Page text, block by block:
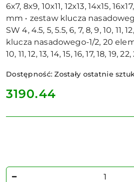
6x7, 8x9, 10x11, 12x13, 14x15,
mm • zestaw klucza
SW 4, 4.5, 5, 5.5, 6, 7, 8, 9, 10, 11,
klucza nasadowego-1/2, 20
10, 11, 12, 13, 14, 15, 16, 17, 18, 19,
Dostępność:Zostały ostatnie
cena:
3190.44
Ilość